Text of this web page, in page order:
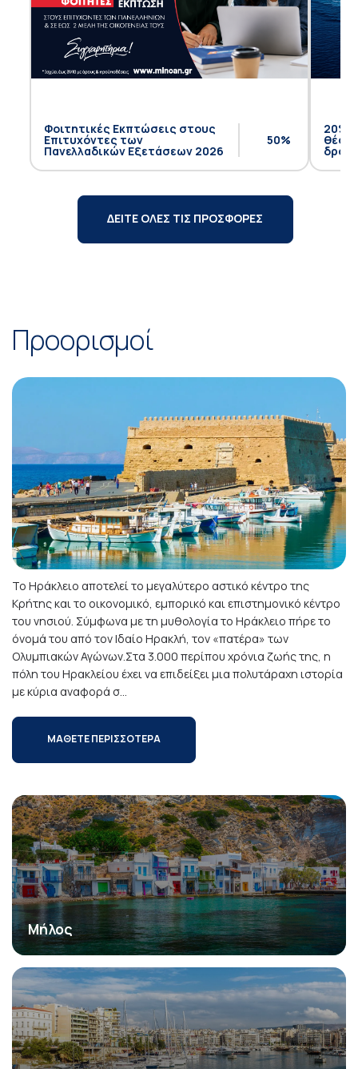
Φοιτητικές Εκπτώσεις στους
Επιτυχόντες των
Πανελλαδικών Εξετάσεων 2026
50%
20%
θέση
ΔΕΙΤΕ ΟΛΕΣ ΤΙΣ ΠΡΟΣΦΟΡΕΣ
Προορισμοί
Το Ηράκλειο αποτελεί το μεγαλύτερο αστικό κέντρο της
Κρήτης και το οικονομικό, εμπορικό και επιστημονικό κέντρο
του νησιού. Σύμφωνα με τη μυθολογία το Ηράκλειο πήρε το
όνομά του από τον Ιδαίο Ηρακλή, τον «πατέρα» των
Ολυμπιακών Αγώνων.Στα 3.000 περίπου χρόνια ζωής της, η
πόλη του Ηρακλείου έχει να επιδείξει μια πολυτάραχη ιστορία
με κύρια αναφορά σ...
ΜΑΘΕΤΕ ΠΕΡΙΣΣΟΤΕΡΑ
Μήλος